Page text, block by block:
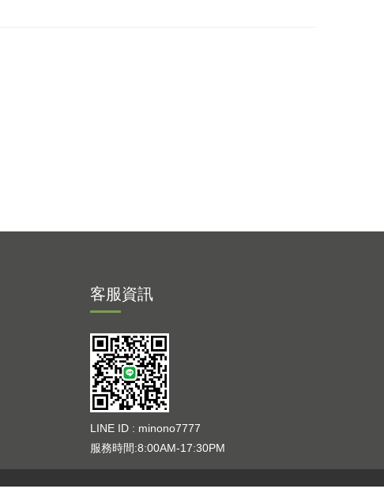
客服資訊
LINE ID : minono7777
服務時間:8:00AM-17:30PM